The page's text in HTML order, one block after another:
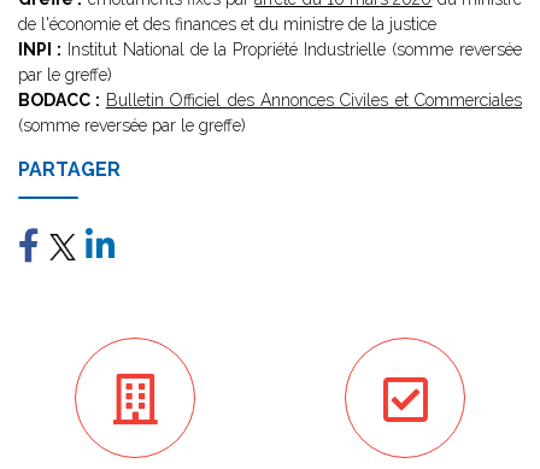
de l'économie et des finances et du ministre de la justice
INPI : Institut National de la Propriété Industrielle (somme reversée
par le greffe)
BODACC : Bulletin Officiel des Annonces Civiles et Commerciales
(somme reversée par le greffe)
PARTAGER